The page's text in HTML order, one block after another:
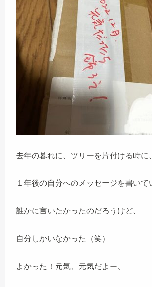
去年の暮れに、ツリーを片付ける時に、
１年後の自分へのメッセージを書いて
誰かに言いたかったのだろうけど、
自分しかいなかった（笑）
よかった！元気、元気だよー、